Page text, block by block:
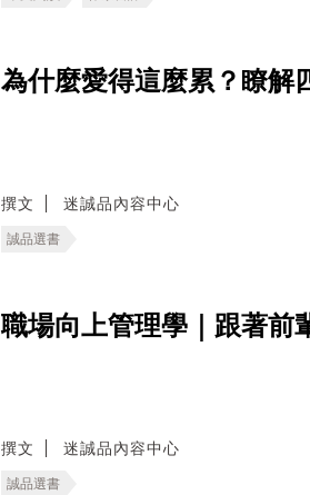
為什麼愛得這麼累？瞭解
撰文 迷誠品內容中心
誠品選書
職場向上管理學｜跟著前
撰文 迷誠品內容中心
誠品選書